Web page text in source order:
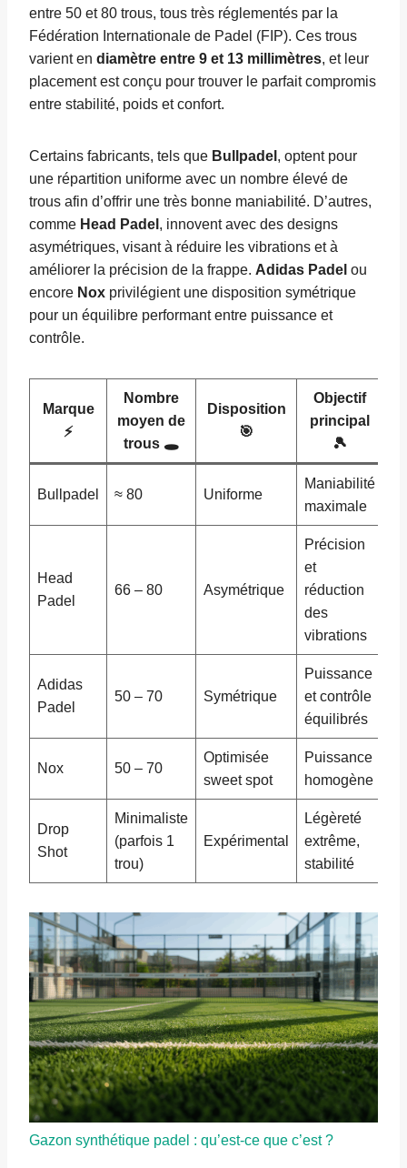
entre 50 et 80 trous, tous très réglementés par la
Fédération Internationale de Padel (FIP). Ces trous
varient en diamètre entre 9 et 13 millimètres, et leur
placement est conçu pour trouver le parfait compromis
entre stabilité, poids et confort.
Certains fabricants, tels que Bullpadel , optent pour
une répartition uniforme avec un nombre élevé de
trous afin d’offrir une très bonne maniabilité. D’autres,
comme Head Padel , innovent avec des designs
asymétriques, visant à réduire les vibrations et à
améliorer la précision de la frappe. Adidas Padel ou
encore Nox privilégient une disposition symétrique
pour un équilibre performant entre puissance et
contrôle.
Marque
⚡
Nombre
moyen de
trous 🕳️
Disposition
🎯
Objectif
principal
🎾
Bullpadel ≈ 80 Uniforme
Maniabilité
maximale
Head
Padel
66 – 80 Asymétrique
Précision
et
réduction
des
vibrations
Adidas
Padel
50 – 70 Symétrique
Puissance
et contrôle
équilibrés
Nox 50 – 70
Optimisée
sweet spot
Puissance
homogène
Drop
Shot
Minimaliste
(parfois 1
trou)
Expérimental
Légèreté
extrême,
stabilité
Gazon synthétique padel : qu’est-ce que c’est ?